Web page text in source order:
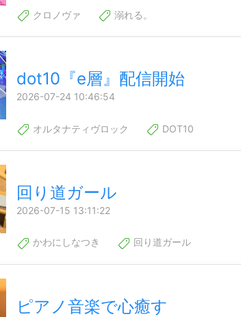
クロノヴァ 溺れる。
dot10『e層』配信開始
2026-07-24 10:46:54
オルタナティヴロック DOT10
回り道ガール
2026-07-15 13:11:22
かわにしなつき 回り道ガール
ピアノ音楽で心癒す